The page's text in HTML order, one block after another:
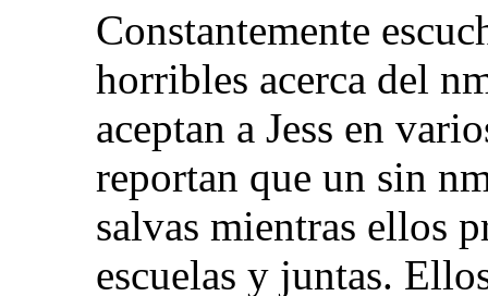
Constantemente
horribles acerca del
aceptan a Jess en
reportan que un sin
salvas mientras ellos
escuelas y juntas.